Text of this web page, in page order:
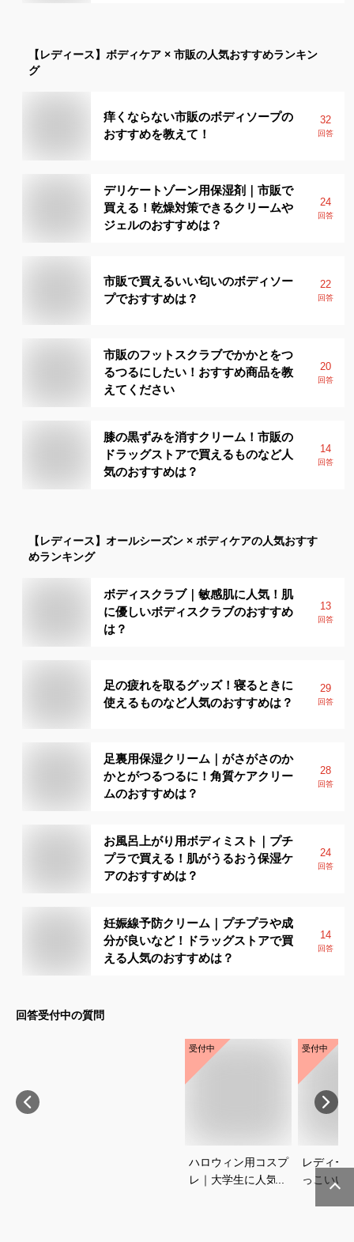
【レディース】 ボディケア × 市販の人気おすすめランキン
グ
痒くならない市販のボディソープの
おすすめを教えて！
32
回答
デリケートゾーン用保湿剤｜市販で
買える！乾燥対策できるクリームや
ジェルのおすすめは？
24
回答
市販で買えるいい匂いのボディソー
プでおすすめは？
22
回答
市販のフットスクラブでかかとをつ
るつるにしたい！おすすめ商品を教
えてください
20
回答
膝の黒ずみを消すクリーム！市販の
ドラッグストアで買えるものなど人
気のおすすめは？
14
回答
【レディース】 オールシーズン × ボディケアの人気おすす
めランキング
ボディスクラブ｜敏感肌に人気！肌
に優しいボディスクラブのおすすめ
は？
13
回答
足の疲れを取るグッズ！寝るときに
使えるものなど人気のおすすめは？
29
回答
足裏用保湿クリーム｜がさがさのか
かとがつるつるに！角質ケアクリー
ムのおすすめは？
28
回答
お風呂上がり用ボディミスト｜プチ
プラで買える！肌がうるおう保湿ケ
アのおすすめは？
24
回答
妊娠線予防クリーム｜プチプラや成
分が良いなど！ドラッグストアで買
える人気のおすすめは？
14
回答
回答受付中の質問
受付中
ハロウィン用コスプ
レ｜大学生に人気！
受付中
レディー
っこいい